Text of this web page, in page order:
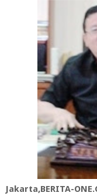
Jakarta,BERITA-